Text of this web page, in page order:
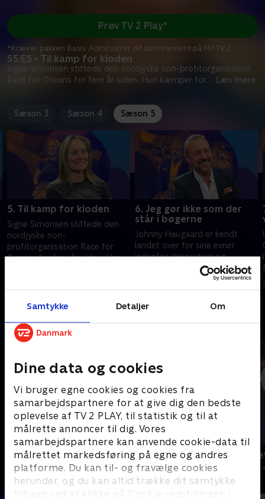
Samtykke Detaljer Om
Dine data og cookies
Vi bruger egne cookies og cookies fra
samarbejdspartnere for at give dig den bedste
oplevelse af TV 2 PLAY, til statistik og til at
målrette annoncer til dig. Vores
samarbejdspartnere kan anvende cookie-data til
målrettet markedsføring på egne og andres
platforme. Du kan til- og fravælge cookies
herunder, og du kan altid trække dit samtykke
tilbage ved at klikke på ’Cookie-indstillinger’ i
S5:E5 • Til kamp for kloden
Signe Simonsen stiftede den nordjyske non-profitorganisation
Race for Oceans for fem år siden. Hun kæmper for... Læs mere
Prøv TV 2 Play*
*Kræver pakken Basis. Administrer dit abonnement på Mit TV 2.
Sæson 3 Sæson 4 Sæson 5
5. Til kamp for kloden
Signe Simonsen stiftede den
nordjyske non-
profitorganisation Race for
Oceans for fem år siden. Hun
plastikaffald
6. Jeg gør ikke som der
står i bøgerne
Johnny Haugaard er kendt
landet over for sine evner
indenfor dekoration og
'Blomstermanden fra Mygdal'
denne gang i Indblik
Andre så også
Badehotellets kokkeskole
Livsstil • 1 sæsoner
Jul på
2020 • Livsstil •